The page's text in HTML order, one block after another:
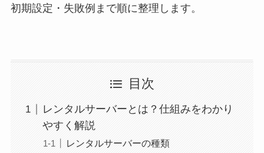
初期設定・失敗例まで順に整理します。
目次
レンタルサーバーとは？仕組みをわかり
やすく解説
レンタルサーバーの種類